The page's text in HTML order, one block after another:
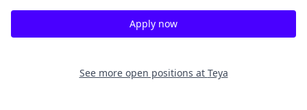
Apply now
See more open positions at Teya